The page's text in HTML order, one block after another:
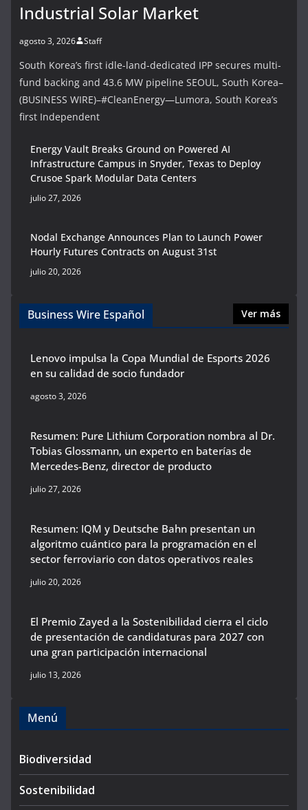
Industrial Solar Market
agosto 3, 2026 Staff
South Korea’s first idle-land-dedicated IPP secures multi-
fund backing and 43.6 MW pipeline SEOUL, South Korea–
(BUSINESS WIRE)–#CleanEnergy—Lumora, South Korea’s
first Independent
Energy Vault Breaks Ground on Powered AI
Infrastructure Campus in Snyder, Texas to Deploy
Crusoe Spark Modular Data Centers
julio 27, 2026
Nodal Exchange Announces Plan to Launch Power
Hourly Futures Contracts on August 31st
julio 20, 2026
Business Wire Español Ver más
Lenovo impulsa la Copa Mundial de Esports 2026
en su calidad de socio fundador
agosto 3, 2026
Resumen: Pure Lithium Corporation nombra al Dr.
Tobias Glossmann, un experto en baterías de
Mercedes-Benz, director de producto
julio 27, 2026
Resumen: IQM y Deutsche Bahn presentan un
algoritmo cuántico para la programación en el
sector ferroviario con datos operativos reales
julio 20, 2026
El Premio Zayed a la Sostenibilidad cierra el ciclo
de presentación de candidaturas para 2027 con
una gran participación internacional
julio 13, 2026
Menú
Biodiversidad
Sostenibilidad